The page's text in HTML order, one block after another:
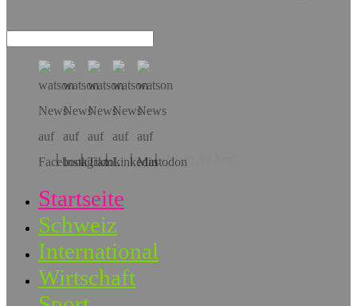
Hol dir die App!
Startseite
Schweiz
International
Wirtschaft